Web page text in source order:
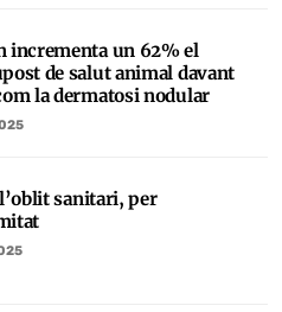
incrementa un 62% el
de salut animal davant
la dermatosi nodular
sanitari, per